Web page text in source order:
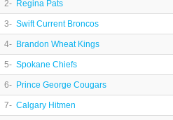
2- Regina Pats
3- Swift Current Broncos
4- Brandon Wheat Kings
5- Spokane Chiefs
6- Prince George Cougars
7- Calgary Hitmen